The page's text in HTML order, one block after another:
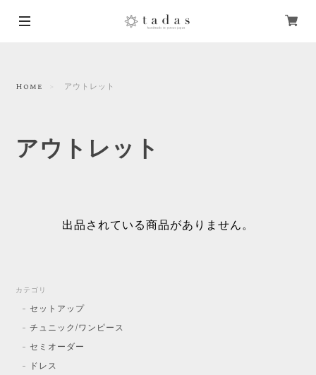
Home アウトレット
アウトレット
出品されている商品がありません。
カテゴリ
セットアップ
チュニック/ワンピース
セミオーダー
ドレス